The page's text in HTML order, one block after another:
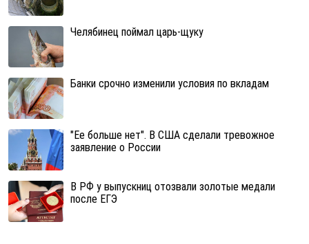
Челябинец поймал царь-щуку
Банки срочно изменили условия по вкладам
"Ее больше нет". В США сделали тревожное
заявление о России
В РФ у выпускниц отозвали золотые медали
после ЕГЭ